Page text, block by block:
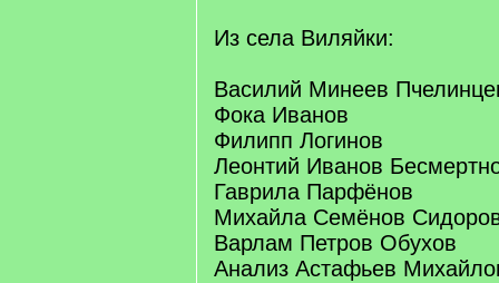
Из села Виляйки:
Василий Минеев
Фока Иванов
Филипп Логинов
Леонтий Иванов
Гаврила Парфёнов
Михайла Семёнов
Варлам Петров Обухов
Анализ Астафьев